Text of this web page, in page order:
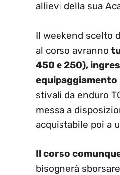
allievi della sua
Il weekend scelto
al corso avranno
450 e 250),
equipaggiamento
stivali da enduro
messa a
acquistabile poi a
Il corso
bisognerà